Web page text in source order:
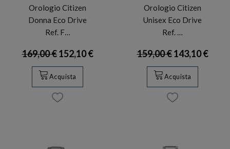
Orologio Citizen
Donna Eco Drive
Ref. F…
169,00 €152,10 €
Acquista
Orologio Citizen
Unisex Eco Drive
Ref. …
159,00 €143,10 €
Acquista